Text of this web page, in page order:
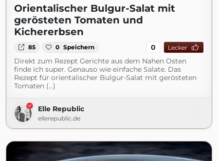
Orientalischer Bulgur-Salat mit
gerösteten Tomaten und
Kichererbsen
85 0 Speichern 0 Lecker
Direkt zum Rezept Gerichte aus dem Nahen Osten
finde ich super. Genauso wie einfache Salate. Das
Rezept für orientalischer Bulgur-Salat mit gerösteten
Tomaten (...)
Elle Republic
ellerepublic.de